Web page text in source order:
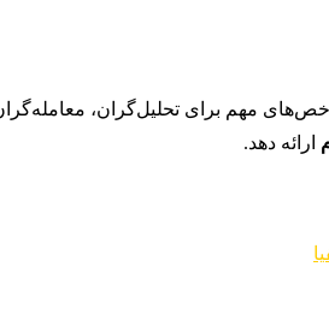
مهم برای تحلیل‌گران،
ارائه دهد.